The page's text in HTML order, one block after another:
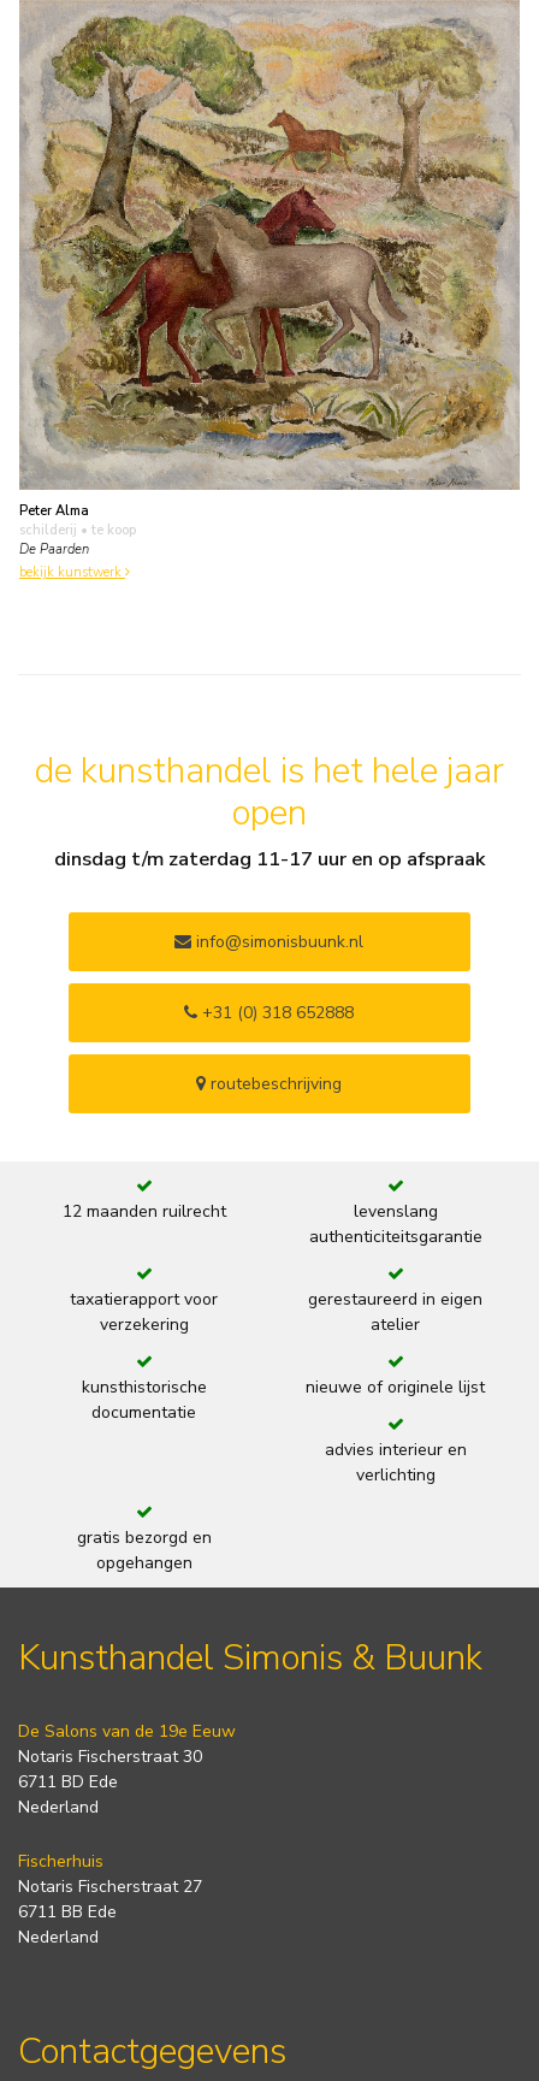
Peter Alma
schilderij • te koop
De Paarden
bekijk kunstwerk
de kunsthandel is het hele jaar
open
dinsdag t/m zaterdag 11-17 uur en op afspraak
info@simonisbuunk.nl
+31 (0) 318 652888
routebeschrijving
12 maanden ruilrecht
levenslang
authenticiteitsgarantie
taxatierapport voor
verzekering
gerestaureerd in eigen
atelier
kunsthistorische
documentatie
nieuwe of originele lijst
advies interieur en
verlichting
gratis bezorgd en
opgehangen
Kunsthandel Simonis & Buunk
De Salons van de 19e Eeuw
Notaris Fischerstraat 30
6711 BD Ede
Nederland
Fischerhuis
Notaris Fischerstraat 27
6711 BB Ede
Nederland
Contactgegevens